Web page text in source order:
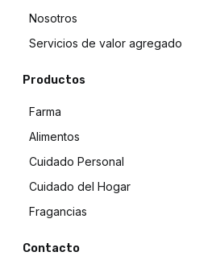
Nosotros
Servicios de valor agregado
Productos
Farma
Alimentos
Cuidado Personal
Cuidado del Hogar
Fragancias
Contacto